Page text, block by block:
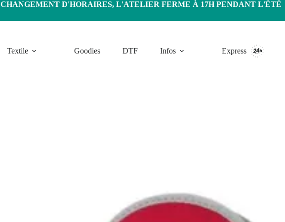
CHANGEMENT D'HORAIRES, L'ATELIER FERME À 17H PENDANT L'ÉTÉ
Textile Goodies DTF Infos Express